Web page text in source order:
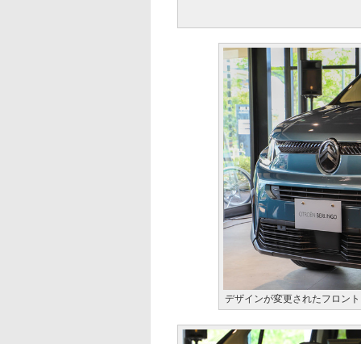
デザインが変更されたフロン